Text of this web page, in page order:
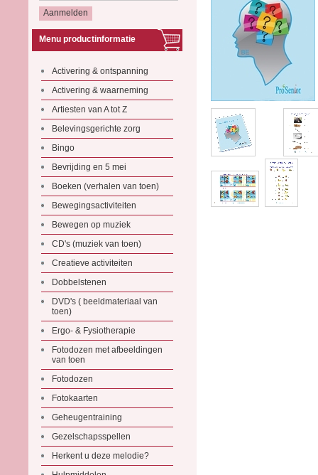
Menu productinformatie
Activering & ontspanning
Activering & waarneming
Artiesten van A tot Z
Belevingsgerichte zorg
Bingo
Bevrijding en 5 mei
Boeken (verhalen van toen)
Bewegingsactiviteiten
Bewegen op muziek
CD's (muziek van toen)
Creatieve activiteiten
Dobbelstenen
DVD's ( beeldmateriaal van
toen)
Ergo- & Fysiotherapie
Fotodozen met afbeeldingen
van toen
Fotodozen
Fotokaarten
Geheugentraining
Gezelschapsspellen
Herkent u deze melodie?